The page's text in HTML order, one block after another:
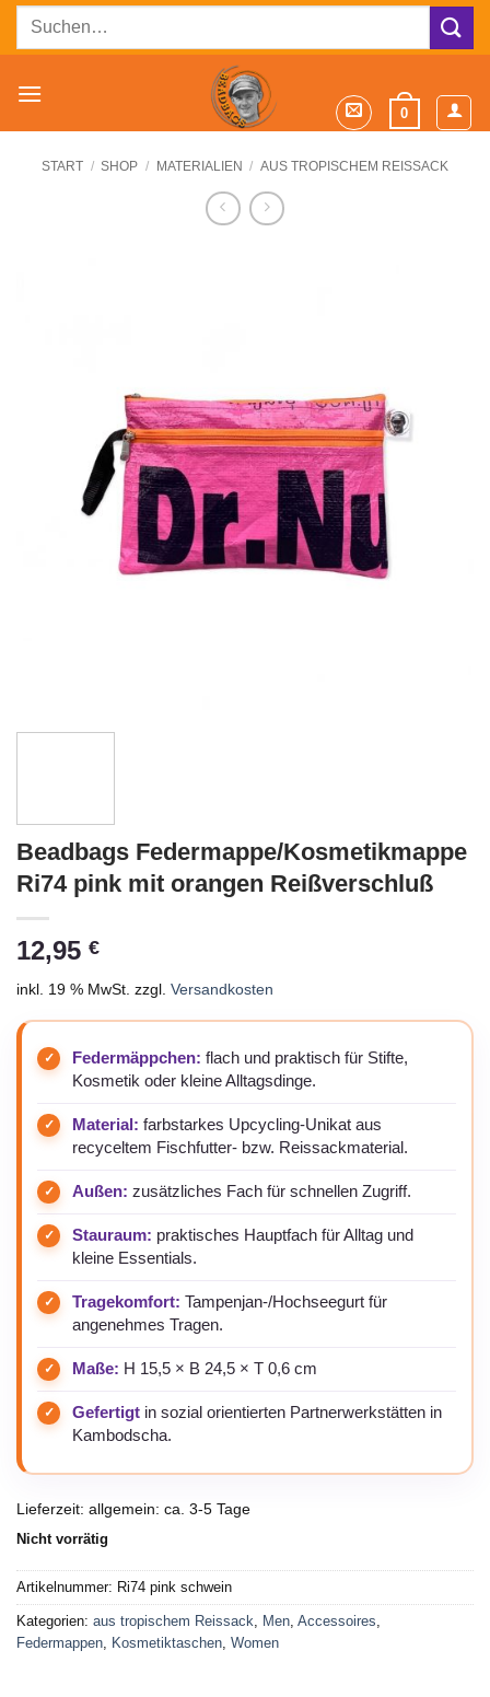
ZumSuchen
0
START / SHOP / MATERIALIEN / AUS TROPISCHEM REISSACK
Beadbags Federmappe/Kosmetikmappe
Ri74 pink mit orangen Reißverschluß
12,95 €
inkl. 19 % MwSt. zzgl. Versandkosten
Federmäppchen: flach und praktisch für Stifte,
Kosmetik oder kleine Alltagsdinge.
Material: farbstarkes Upcycling-Unikat aus
recyceltem Fischfutter- bzw. Reissackmaterial.
Außen: zusätzliches Fach für schnellen Zugriff.
Stauraum: praktisches Hauptfach für Alltag und
kleine Essentials.
Tragekomfort: Tampenjan-/Hochseegurt für
angenehmes Tragen.
Maße: H 15,5 × B 24,5 × T 0,6 cm
Gefertigt in sozial orientierten Partnerwerkstätten in
Kambodscha.
Lieferzeit: allgemein: ca. 3-5 Tage
Nicht vorrätig
Artikelnummer: Ri74 pink schwein
Kategorien: aus tropischem Reissack, Men, Accessoires,
Federmappen, Kosmetiktaschen, Women